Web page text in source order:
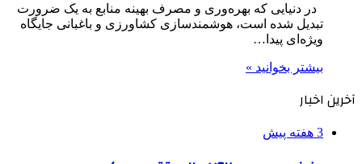
در دنیایی که بهره‌وری و مصرف بهینه منابع به یک ضرورت
تبدیل شده است، هوشمندسازی کشاورزی و باغبانی جایگاه
ویژه‌ای پیدا…
بیشتر بخوانید »
آخرین اخبار
3 هفته پیش